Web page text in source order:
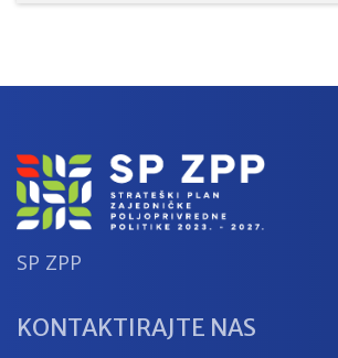
SP ZPP
KONTAKTIRAJTE NAS